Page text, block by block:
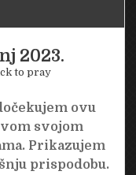
2023.
to pray
ovu
svojom
Prikazujem
prispodobu.